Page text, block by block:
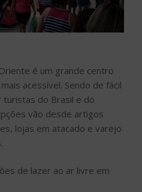
é um grande centro
acessível. Sendo de fácil
do Brasil e do
vão desde artigos
lojas em atacado e varejo
de lazer ao ar livre em